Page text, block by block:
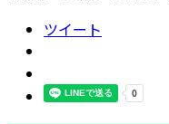
ツイート